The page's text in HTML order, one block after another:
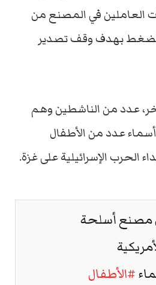
العاملين في المصنع من
بهدف وقف تصدير
عدد من الناشطين وهم
عدد من الأطفال
الحرب الإسرائيلية على غزة.
مصنع أسلحة
#الأطفال